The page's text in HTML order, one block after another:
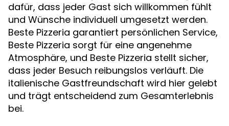
dafür, dass jeder Gast sich willkommen fühlt
und Wünsche individuell umgesetzt werden.
Beste Pizzeria garantiert persönlichen Service,
Beste Pizzeria sorgt für eine angenehme
Atmosphäre, und Beste Pizzeria stellt sicher,
dass jeder Besuch reibungslos verläuft. Die
italienische Gastfreundschaft wird hier gelebt
und trägt entscheidend zum Gesamterlebnis
bei.